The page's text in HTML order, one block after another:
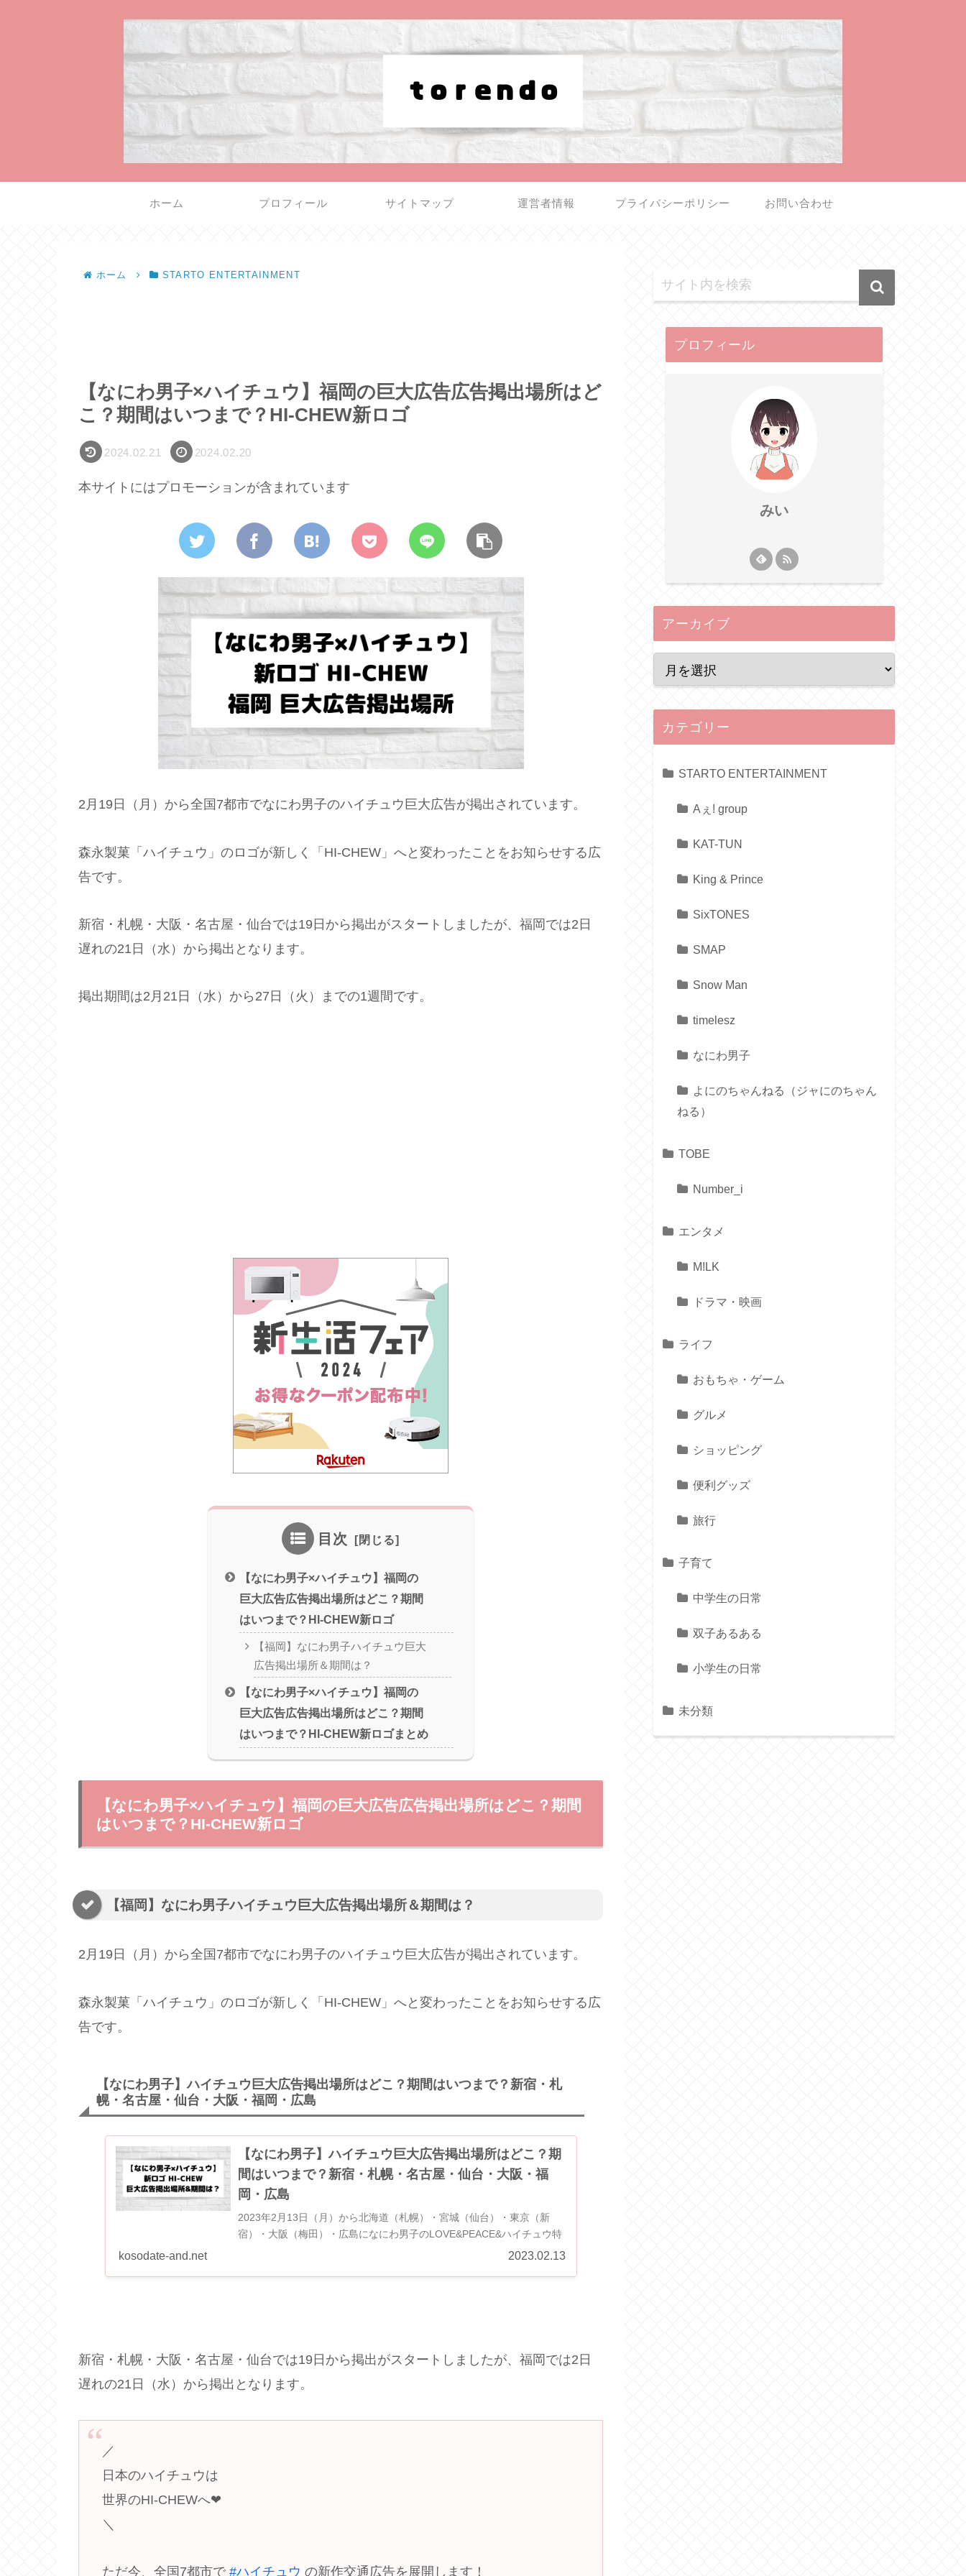
ホーム プロフィール サイトマップ 運営者情報 プライバシーポリシー お問い合わせ
ホーム STARTO ENTERTAINMENT
【なにわ男子×ハイチュウ】福岡の巨大広告広告掲出場所はど
こ？期間はいつまで？HI-CHEW新ロゴ
2024.02.21 2024.02.20
本サイトにはプロモーションが含まれています
2月19日（月）から全国7都市でなにわ男子のハイチュウ巨大広告が掲出されています。
森永製菓「ハイチュウ」のロゴが新しく「HI-CHEW」へと変わったことをお知らせする広
告です。
新宿・札幌・大阪・名古屋・仙台では19日から掲出がスタートしましたが、福岡では2日
遅れの21日（水）から掲出となります。
掲出期間は2月21日（水）から27日（火）までの1週間です。
目次
【なにわ男子×ハイチュウ】福岡の
巨大広告広告掲出場所はどこ？期間
はいつまで？HI-CHEW新ロゴ
【福岡】なにわ男子ハイチュウ巨大
広告掲出場所＆期間は？
【なにわ男子×ハイチュウ】福岡の
巨大広告広告掲出場所はどこ？期間
はいつまで？HI-CHEW新ロゴまとめ
【なにわ男子×ハイチュウ】福岡の巨大広告広告掲出場所はどこ？期間
はいつまで？HI-CHEW新ロゴ
【福岡】なにわ男子ハイチュウ巨大広告掲出場所＆期間は？
2月19日（月）から全国7都市でなにわ男子のハイチュウ巨大広告が掲出されています。
森永製菓「ハイチュウ」のロゴが新しく「HI-CHEW」へと変わったことをお知らせする広
告です。
【なにわ男子】ハイチュウ巨大広告掲出場所はどこ？期間はいつまで？新宿・札
幌・名古屋・仙台・大阪・福岡・広島
【なにわ男子】ハイチュウ巨大広告掲出場所はどこ？期
間はいつまで？新宿・札幌・名古屋・仙台・大阪・福
岡・広島
2023年2月13日（月）から北海道（札幌）・宮城（仙台）・東京（新
宿）・大阪（梅田）・広島になにわ男子のLOVE&PEACE&ハイチュウ特
大広告が掲示されています。 2月15日（水）から福岡、2月20日（月）...
kosodate-and.net 2023.02.13
新宿・札幌・大阪・名古屋・仙台では19日から掲出がスタートしましたが、福岡では2日
遅れの21日（水）から掲出となります。
／
日本のハイチュウは
世界のHI-CHEWへ❤
＼
ただ今、全国7都市で#ハイチュウ の新作交通広告を展開します！
プロフィール
みい
アーカイブ
カテゴリー
STARTO ENTERTAINMENT
Aぇ! group
KAT-TUN
King & Prince
SixTONES
SMAP
Snow Man
timelesz
なにわ男子
よにのちゃんねる（ジャにのちゃん
ねる）
TOBE
Number_i
エンタメ
M!LK
ドラマ・映画
ライフ
おもちゃ・ゲーム
グルメ
ショッピング
便利グッズ
旅行
子育て
中学生の日常
双子あるある
小学生の日常
未分類